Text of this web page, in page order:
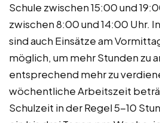
Schule zwischen 15:00 und
zwischen 8:00 und 14:00 Uhr.
sind auch Einsätze am
möglich, um mehr Stunden zu
entsprechend mehr zu
wöchentliche Arbeitszeit
Schulzeit in der Regel 5-10